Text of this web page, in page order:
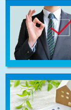
持込商品取付（
持込商品取付（
持込商品取付（
給水管工事※（バ